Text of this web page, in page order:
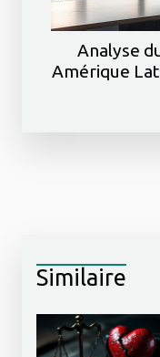
Analyse
Amérique
Similaire